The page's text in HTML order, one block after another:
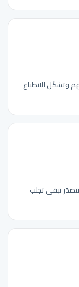
وتشكّل الانطباع
تبقى تجلب